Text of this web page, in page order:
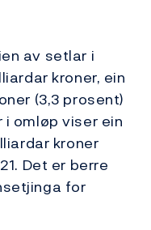
av setlar i
kroner, ein
(3,3 prosent)
omløp viser ein
kroner
Det er berre
for